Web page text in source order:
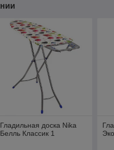
Гладильная доска Nika
Белль Классик 1